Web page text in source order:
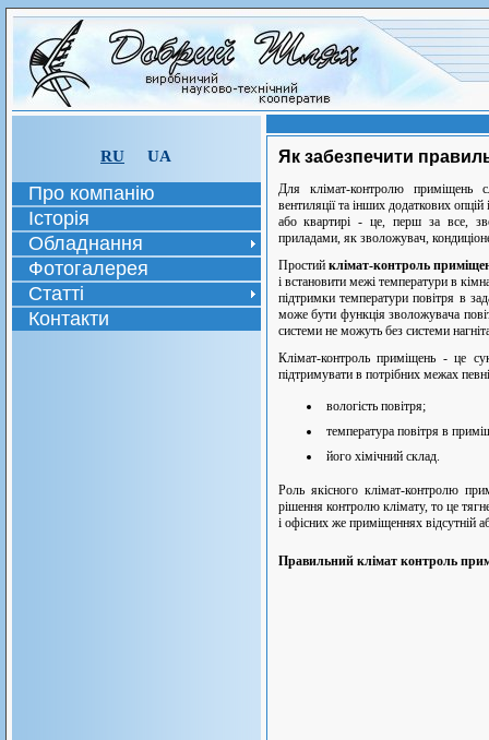
RU UA
Про компанію
Історія
Обладнання
Фотогалерея
Статті
Контакти
Як забезпечити
Для клімат-контролю приміщень
вентиляції та інших додаткових
або квартирі - це, перш за все,
приладами, як зволожувач,
Простий клімат-контроль
і встановити межі температури в
підтримки температури повітря в
може бути функція зволожувача
системи не можуть без системи
Клімат-контроль приміщень - це
підтримувати в потрібних межах
вологість повітря;
температура повітря в
його хімічний склад.
Роль якісного клімат-контролю
рішення контролю клімату, то це
і офісних же приміщеннях відсутній
Правильний клімат контроль